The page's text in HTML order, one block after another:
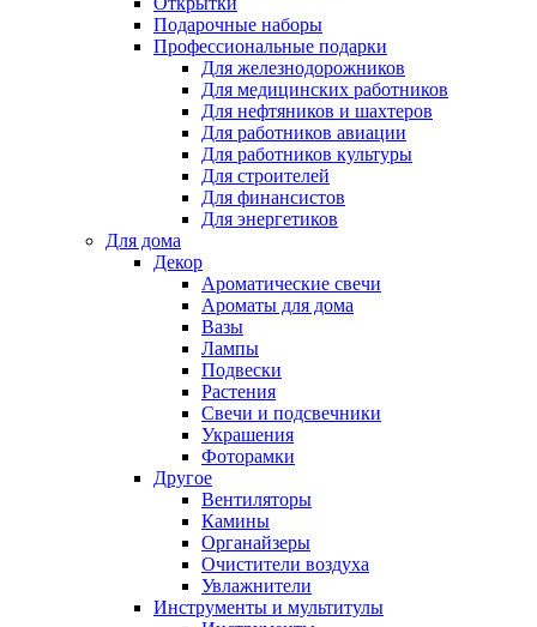
Подарочные наборы
Профессиональные подарки
Для железнодорожников
Для медицинских работников
Для нефтяников и шахтеров
Для работников авиации
Для работников культуры
Для строителей
Для финансистов
Для энергетиков
Для дома
Декор
Ароматические свечи
Ароматы для дома
Вазы
Лампы
Подвески
Растения
Свечи и подсвечники
Украшения
Фоторамки
Другое
Вентиляторы
Камины
Органайзеры
Очистители воздуха
Увлажнители
Инструменты и мультитулы